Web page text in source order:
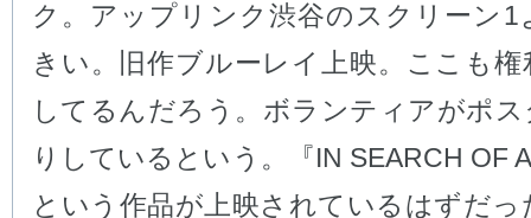
ク。アップリンク渋谷のスクリーン1
きい。旧作ブルーレイ上映。ここも権
してるんだろう。ボランティアがポス
りしているという。『IN SEARCH OF
という作品が上映されているはずだっ